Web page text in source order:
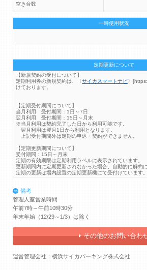
空き台数
一時使用状況
定期更新について
【新規契約の受付について】
定期利用券の新規契約は、〈サイカスマートナビ〉
けております。
【定期受付期間について】
当月利用 受付期間：1日～7日
翌月利用 受付期間：15日～月末
※当月利用は契約完了した日から利用可能です。
翌月利用は翌月1日から利用となります。
上記受付期間外は定期の申込・契約ができません。
【定期更新期間について】
受付期間：15日～月末
定期の有効期限は定期利用ラベルに表示されています。
更新期間内に定期更新されなかった場合、自動的に解約に
定期の更新は場内設置の定期更新機にて受付けています。
備考
管理人室営業時間
午前7時～午前10時30分
年末年始（12/29～1/3）は除く
その他のお問い合わ
運営管理会社：横浜サイカパーキング株式会社